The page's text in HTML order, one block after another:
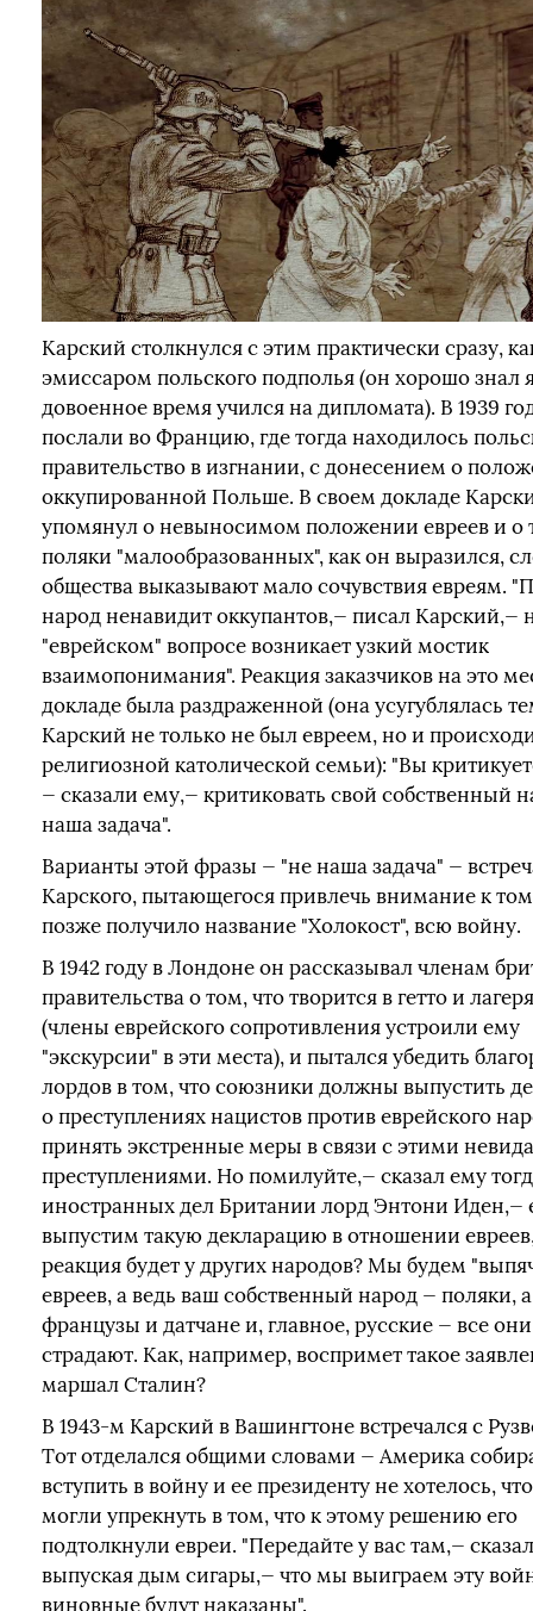
Карский столкнулся с этим практически сразу,
эмиссаром польского подполья (он хорошо знал
довоенное время учился на дипломата). В 1939
послали во Францию, где тогда находилось
правительство в изгнании, с донесением о
оккупированной Польше. В своем докладе
упомянул о невыносимом положении евреев и о
поляки "малообразованных", как он выразился,
общества выказывают мало сочувствия евреям.
народ ненавидит оккупантов,— писал Карский,—
"еврейском" вопросе возникает узкий мостик
взаимопонимания". Реакция заказчиков на это
докладе была раздраженной (она усугублялась
Карский не только не был евреем, но и
религиозной католической семьи): "Вы
— сказали ему,— критиковать свой собственный
наша задача".
Варианты этой фразы — "не наша задача" —
Карского, пытающегося привлечь внимание к
позже получило название "Холокост", всю войну.
В 1942 году в Лондоне он рассказывал членам
правительства о том, что творится в гетто и
(члены еврейского сопротивления устроили ему
"экскурсии" в эти места), и пытался убедить
лордов в том, что союзники должны выпустить
о преступлениях нацистов против еврейского
принять экстренные меры в связи с этими
преступлениями. Но помилуйте,— сказал ему
иностранных дел Британии лорд Энтони Иден,—
выпустим такую декларацию в отношении
реакция будет у других народов? Мы будем
евреев, а ведь ваш собственный народ — поляки,
французы и датчане и, главное, русские — все
страдают. Как, например, воспримет такое
маршал Сталин?
В 1943-м Карский в Вашингтоне встречался с
Тот отделался общими словами — Америка
вступить в войну и ее президенту не хотелось,
могли упрекнуть в том, что к этому решению его
подтолкнули евреи. "Передайте у вас там,—
выпуская дым сигары,— что мы выиграем эту
виновные будут наказаны".